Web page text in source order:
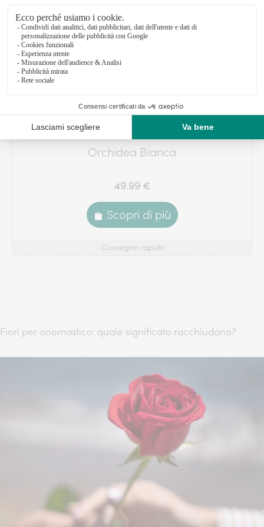
Orchidea Bianca
49.99 €
Scopri di più
Consegna rapida
Fiori per onomastico: quale significato racchiudono?